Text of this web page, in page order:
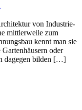
von Industrie-
mittlerweile zum
kennt man sie
oder
dagegen bilden […]